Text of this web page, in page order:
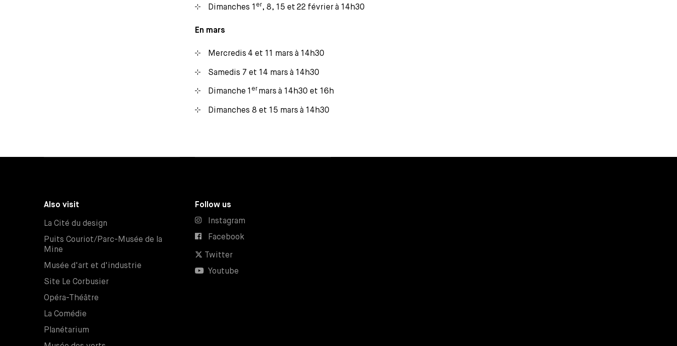
Dimanches 1 er, 8, 15 et 22 février à 14h30
En mars
Mercredis 4 et 11 mars à 14h30
Samedis 7 et 14 mars à 14h30
Dimanche 1 er mars à 14h30 et 16h
Dimanches 8 et 15 mars à 14h30
Also visit
La Cité du design
Puits Couriot/Parc-Musée de la
Mine
Musée d'art et d'industrie
Site Le Corbusier
Opéra-Théâtre
La Comédie
Planétarium
Follow us
Instagram
Facebook
TwitterNew window
Youtube